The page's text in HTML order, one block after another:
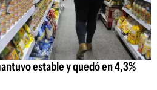
estable y quedó en 4,3%